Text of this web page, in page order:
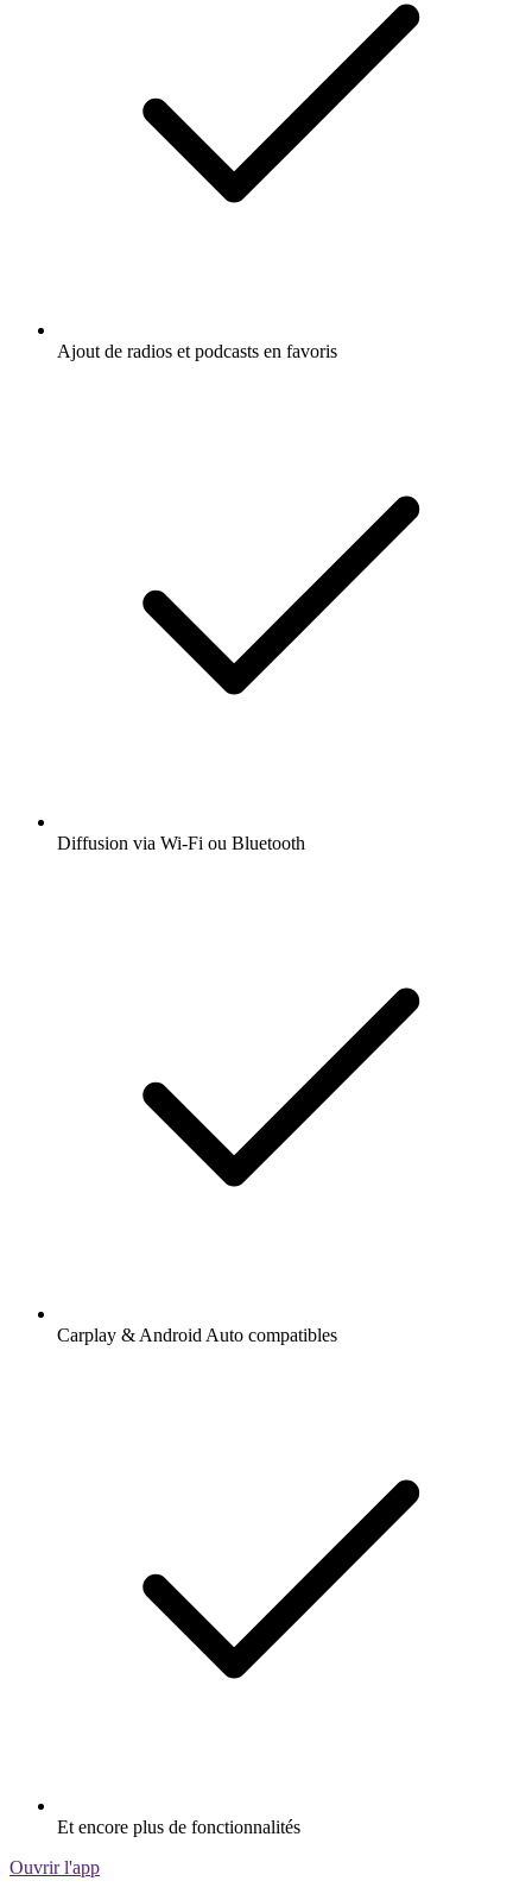
Ajout de radios et podcasts en favoris
Diffusion via Wi-Fi ou Bluetooth
Carplay & Android Auto compatibles
Et encore plus de fonctionnalités
Ouvrir l'app